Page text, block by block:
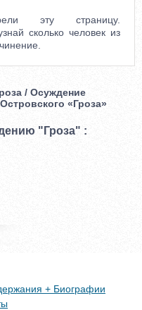
эту страницу.
сколько человек из
/ Осуждение
«Гроза»
"Гроза" :
+ Биографии